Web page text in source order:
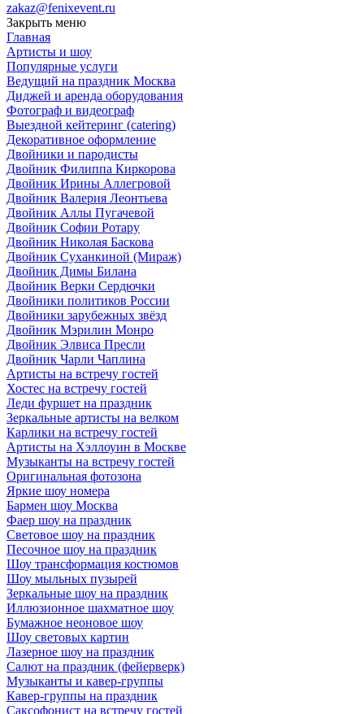
zakaz@fenixevent.ru
Закрыть меню
Главная
Артисты и шоу
Популярные услуги
Ведущий на праздник Москва
Диджей и аренда оборудования
Фотограф и видеограф
Выездной кейтеринг (catering)
Декоративное оформление
Двойники и пародисты
Двойник Филиппа Киркорова
Двойник Ирины Аллегровой
Двойник Валерия Леонтьева
Двойник Аллы Пугачевой
Двойник Софии Ротару
Двойник Николая Баскова
Двойник Суханкиной (Мираж)
Двойник Димы Билана
Двойник Верки Сердючки
Двойники политиков России
Двойники зарубежных звёзд
Двойник Мэрилин Монро
Двойник Элвиса Пресли
Двойник Чарли Чаплина
Артисты на встречу гостей
Хостес на встречу гостей
Леди фуршет на праздник
Зеркальные артисты на велком
Карлики на встречу гостей
Артисты на Хэллоуин в Москве
Музыканты на встречу гостей
Оригинальная фотозона
Яркие шоу номера
Бармен шоу Москва
Фаер шоу на праздник
Световое шоу на праздник
Песочное шоу на праздник
Шоу трансформация костюмов
Шоу мыльных пузырей
Зеркальные шоу на праздник
Иллюзионное шахматное шоу
Бумажное неоновое шоу
Шоу световых картин
Лазерное шоу на праздник
Салют на праздник (фейерверк)
Музыканты и кавер-группы
Кавер-группы на праздник
Саксофонист на встречу гостей